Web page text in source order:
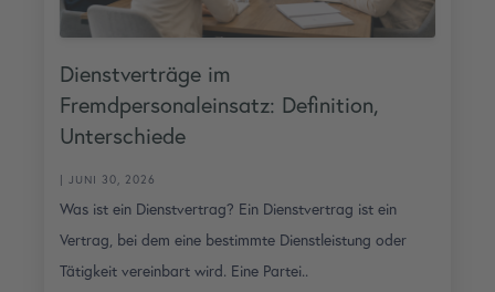
Dienstverträge im
Fremdpersonaleinsatz: Definition,
Unterschiede
| JUNI 30, 2026
Was ist ein Dienstvertrag? Ein Dienstvertrag ist ein
Vertrag, bei dem eine bestimmte Dienstleistung oder
Tätigkeit vereinbart wird. Eine Partei..